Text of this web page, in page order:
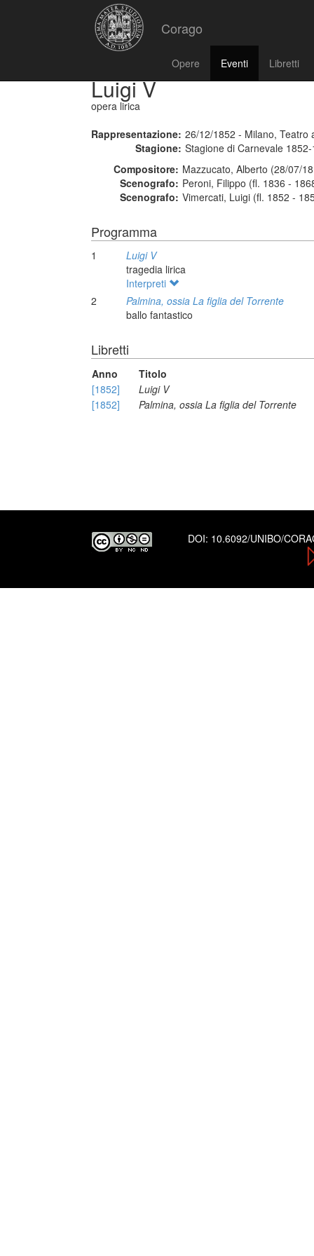
Corago
Opere Eventi Libretti
Luigi V
opera lirica
Rappresentazione: 26/12/1852 - Milano, Teatro
Stagione: Stagione di Carnevale
Compositore: Mazzucato, Alberto (28/07/
Scenografo: Peroni, Filippo (fl. 1836 -
Scenografo: Vimercati, Luigi (fl. 1852 -
Programma
1
Luigi V
tragedia lirica
Interpreti
2
Palmina, ossia La figlia del Torrente
ballo fantastico
Libretti
Anno
Titolo
[1852]
Luigi V
[1852]
Palmina, ossia La figlia del Torrente
DOI: 10.6092/UNIBO/